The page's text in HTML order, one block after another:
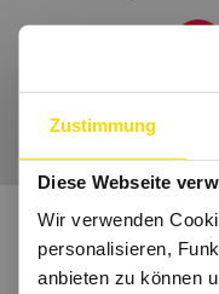
Zustimmung
Diese Webseite
Wir verwenden
personalisieren,
anbieten zu können